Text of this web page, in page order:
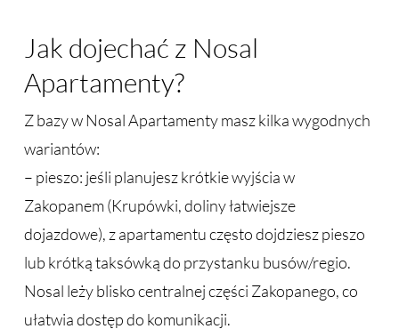
Jak dojechać z Nosal
Apartamenty?
Z bazy w Nosal Apartamenty masz kilka wygodnych
wariantów:
– pieszo: jeśli planujesz krótkie wyjścia w
Zakopanem (Krupówki, doliny łatwiejsze
dojazdowe), z apartamentu często dojdziesz pieszo
lub krótką taksówką do przystanku busów/regio.
Nosal leży blisko centralnej części Zakopanego, co
ułatwia dostęp do komunikacji.